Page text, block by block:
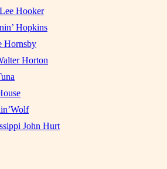
Hooker
Hopkins
Hornsby
Horton
John Hurt